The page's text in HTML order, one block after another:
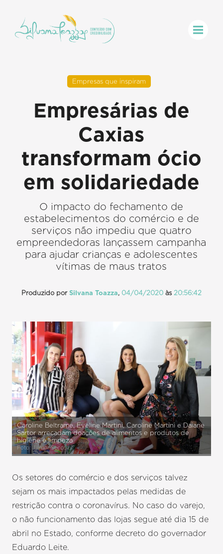
Empresas que inspiram
Empresárias de
Caxias
transformam ócio
em solidariedade
O impacto do fechamento de
estabelecimentos do comércio e de
serviços não impediu que quatro
empreendedoras lançassem campanha
para ajudar crianças e adolescentes
vítimas de maus tratos
Produzido por Silvana Toazza, 04/04/2020às 20:56:42
Caroline Beltrame, Eveline Martini, Caroline Martini e Daiane
Sartor arrecadam doações de alimentos e produtos de
higiene e limpeza
Foto: Junior Secco
Os setores do comércio e dos serviços talvez
sejam os mais impactados pelas medidas de
restrição contra o coronavírus. No caso do varejo,
o não funcionamento das lojas segue até dia 15 de
abril no Estado, conforme decreto do governador
Eduardo Leite.